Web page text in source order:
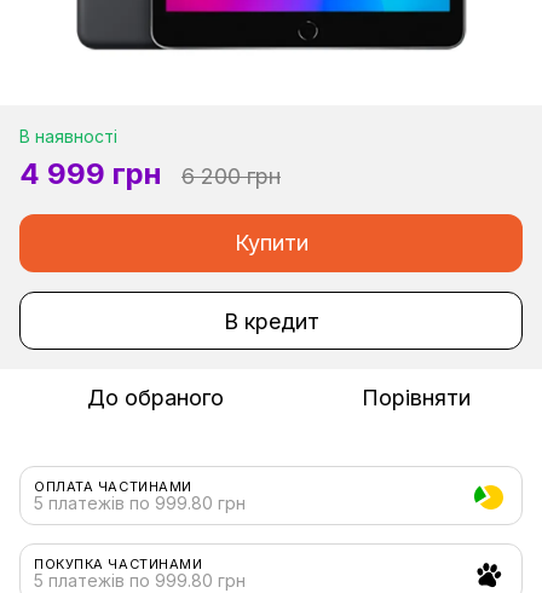
В наявності
4 999 грн 6 200 грн
Купити
В кредит
До обраного Порівняти
ОПЛАТА ЧАСТИНАМИ
5 платежів по 999.80 грн
ПОКУПКА ЧАСТИНАМИ
5 платежів по 999.80 грн